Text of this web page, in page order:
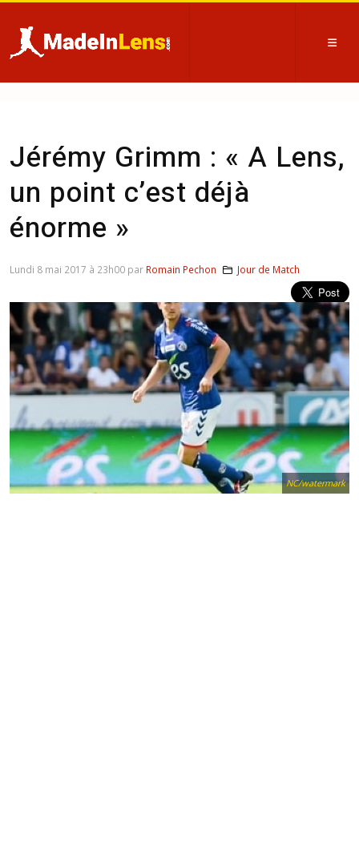
Jérémy Grimm : « A Lens,
un point c’est déjà
énorme »
NC/watermark
Lundi 8 mai 2017 à 23h00 par Romain Pechon Jour de Match